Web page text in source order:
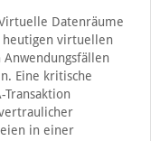
Datenräume
heutigen virtuellen
Eine kritische
in einer